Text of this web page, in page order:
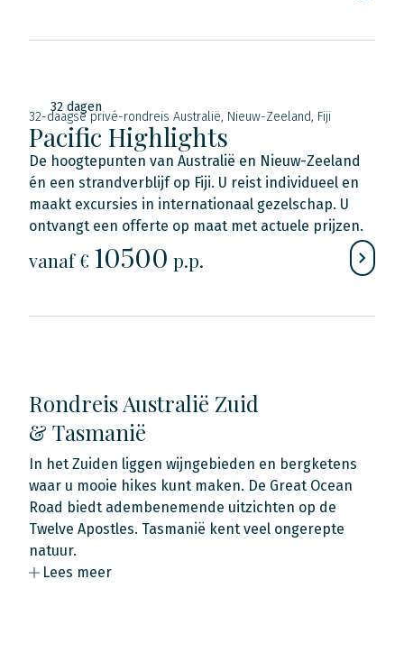
32 dagen
32-daagse privé-rondreis Australië, Nieuw-Zeeland, Fiji
Pacific Highlights
De hoogtepunten van Australië en Nieuw-Zeeland
én een strandverblijf op Fiji. U reist individueel en
maakt excursies in internationaal gezelschap. U
ontvangt een offerte op maat met actuele prijzen.
vanaf € 10500 p.p.
Rondreis Australië Zuid
& Tasmanië
In het Zuiden liggen wijngebieden en bergketens
waar u mooie hikes kunt maken. De Great Ocean
Road biedt adembenemende uitzichten op de
Twelve Apostles. Tasmanië kent veel ongerepte
natuur.
Lees meer